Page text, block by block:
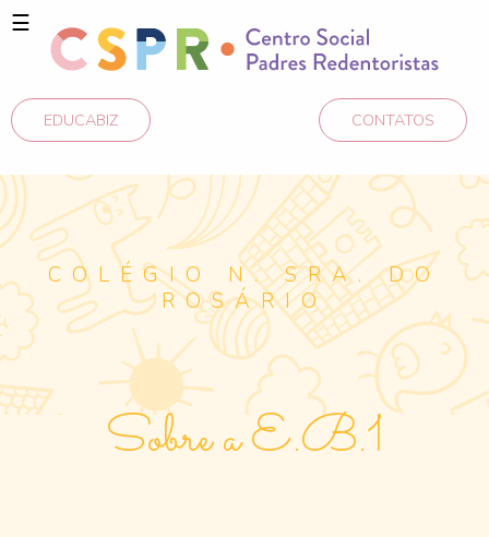
☰
CONTATOS
EDUCABIZ
COLÉGIO N. SRA. DO
ROSÁRIO
Sobre a E.B.1